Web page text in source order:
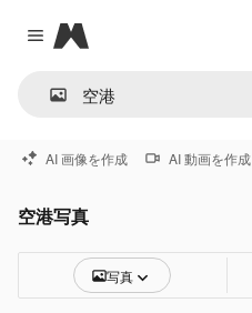
Close menu
Magnific
AI 画像を作成 AI 動画を作成
空港写真
写真